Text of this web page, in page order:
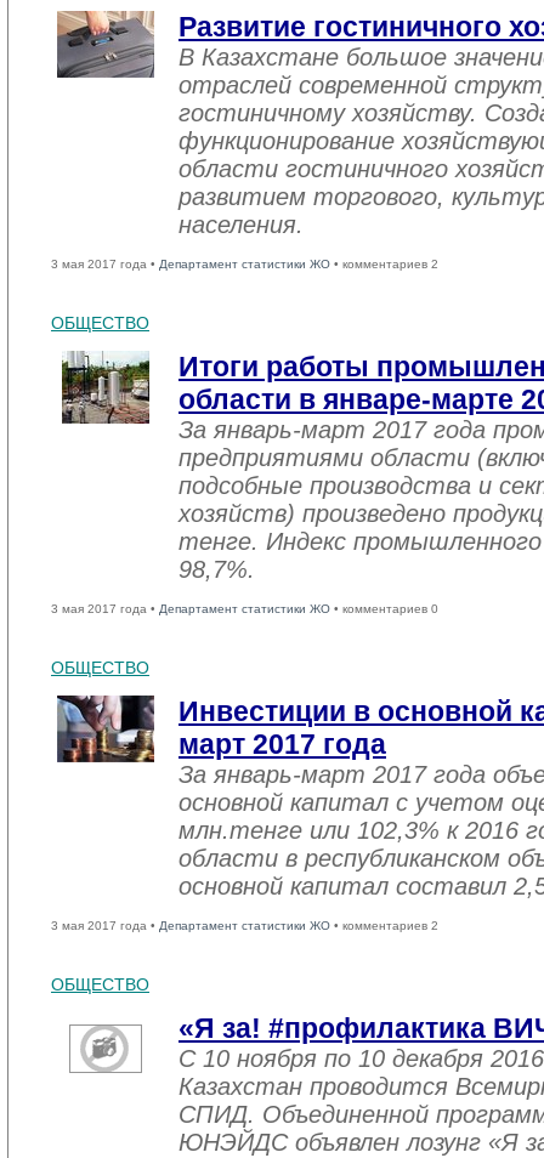
Развитие гостиничного
В Казахстане большое
отраслей современной
гостиничному хозяйству.
функционирование
области гостиничного
развитием торгового,
населения.
3 мая 2017 года • Департамент статистики ЖО • комментариев 2
ОБЩЕСТВО
Итоги работы
области в январе-марте
За январь-март 2017 года
предприятиями области
подсобные производства и
хозяйств) произведено
тенге. Индекс
98,7%.
3 мая 2017 года • Департамент статистики ЖО • комментариев 0
ОБЩЕСТВО
Инвестиции в основной
март 2017 года
За январь-март 2017 года
основной капитал с учетом
млн.тенге или 102,3% к 2016
области в республиканском
основной капитал составил
3 мая 2017 года • Департамент статистики ЖО • комментариев 2
ОБЩЕСТВО
«Я за! #профилактика
С 10 ноября по 10 декабря
Казахстан проводится
СПИД. Объединенной
ЮНЭЙДС объявлен лозунг «Я